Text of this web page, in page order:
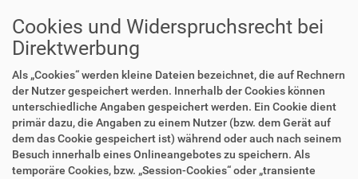
Cookies und Widerspruchsrecht bei
Direktwerbung
Als „Cookies“ werden kleine Dateien bezeichnet, die auf Rechnern
der Nutzer gespeichert werden. Innerhalb der Cookies können
unterschiedliche Angaben gespeichert werden. Ein Cookie dient
primär dazu, die Angaben zu einem Nutzer (bzw. dem Gerät auf
dem das Cookie gespeichert ist) während oder auch nach seinem
Besuch innerhalb eines Onlineangebotes zu speichern. Als
temporäre Cookies, bzw. „Session-Cookies“ oder „transiente